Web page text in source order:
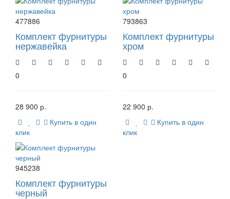
477886
Комплект фурнитуры
нержавейка
0
28 900 р.
Купить в один
клик
793863
Комплект фурнитуры
хром
0
22 900 р.
Купить в один
клик
945238
Комплект фурнитуры
черный